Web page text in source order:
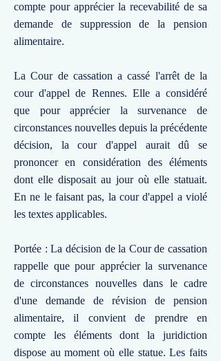
compte pour apprécier la recevabilité de sa
demande de suppression de la pension
alimentaire.
La Cour de cassation a cassé l'arrêt de la
cour d'appel de Rennes. Elle a considéré
que pour apprécier la survenance de
circonstances nouvelles depuis la précédente
décision, la cour d'appel aurait dû se
prononcer en considération des éléments
dont elle disposait au jour où elle statuait.
En ne le faisant pas, la cour d'appel a violé
les textes applicables.
Portée : La décision de la Cour de cassation
rappelle que pour apprécier la survenance
de circonstances nouvelles dans le cadre
d'une demande de révision de pension
alimentaire, il convient de prendre en
compte les éléments dont la juridiction
dispose au moment où elle statue. Les faits